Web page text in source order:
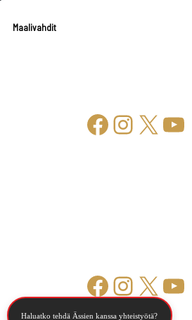
Maalivahdit
Facebook
X
Facebook
X
Haluatko tehdä Ässien kanssa yhteistyötä?